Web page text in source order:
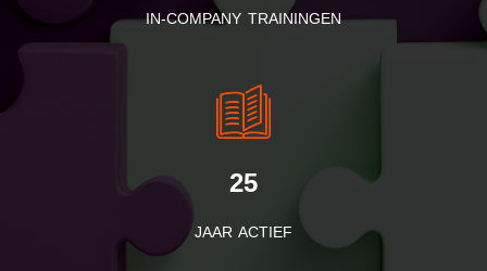
IN-COMPANY TRAININGEN
25
JAAR ACTIEF